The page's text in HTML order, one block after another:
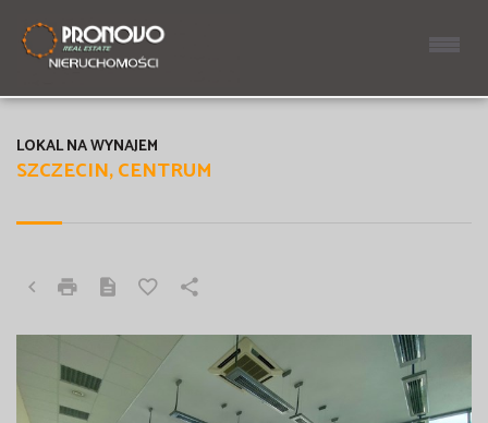
SZCZECIN, CENTRUM
LOKAL NA WYNAJEM